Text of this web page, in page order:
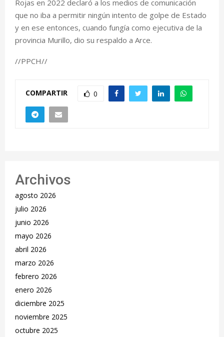
Rojas en 2022 declaró a los medios de comunicación
que no iba a permitir ningún intento de golpe de Estado
y en ese entonces, cuando fungía como ejecutiva de la
provincia Murillo, dio su respaldo a Arce.
//PPCH//
COMPARTIR 0
Archivos
agosto 2026
julio 2026
junio 2026
mayo 2026
abril 2026
marzo 2026
febrero 2026
enero 2026
diciembre 2025
noviembre 2025
octubre 2025